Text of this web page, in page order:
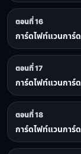
ตอนที่ 16
การ์ดไฟท์แวนการ์
ตอนที่ 17
การ์ดไฟท์แวนการ์
ตอนที่ 18
การ์ดไฟท์แวนการ์